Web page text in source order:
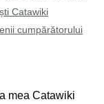
Catawiki
cumpărătorului
mea Catawiki